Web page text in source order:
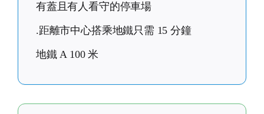
有蓋且有人看守的停車場
.距離市中心搭乘地鐵只需 15 分鐘
地鐵 A 100 米